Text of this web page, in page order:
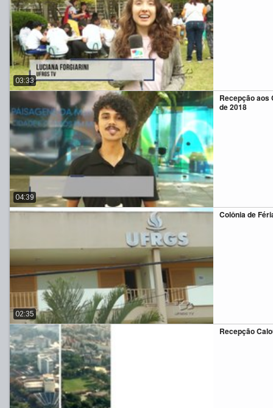
03:33
Recepção aos
de 2018
04:39
Colônia de
02:35
Recepção